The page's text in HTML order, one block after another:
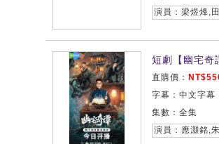
演員：梁煜烽,
短劇【幽宅奇
直購價：
字幕：中文字幕
集數：全集
演員：應灝銘,